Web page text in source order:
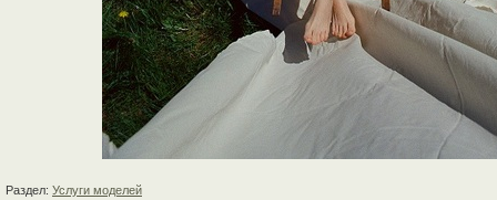
Раздел: Услуги моделей